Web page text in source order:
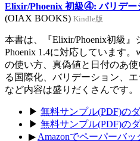
Elixir/Phoenix 初級④: バリデー
(OIAX BOOKS) Kindle版
本書は、『Elixir/Phoenix初級』
Phoenix 1.4に対応しています。
の使い方、真偽値と日付のあ
る国際化、バリデーション、
など内容は盛りだくさんです。
▶ 無料サンプル(PDF)の
▶ 無料サンプル(PDF)の
▶ Amazonでペーパーバッ